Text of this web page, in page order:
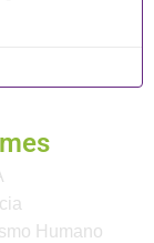
Humano